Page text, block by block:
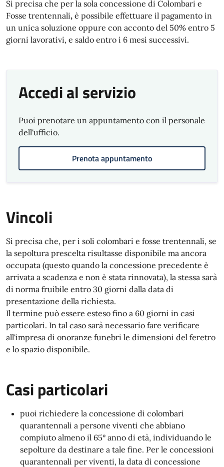
Si precisa che per la sola concessione di Colombari e
Fosse trentennali, è possibile effettuare il pagamento in
un unica soluzione oppure con acconto del 50% entro 5
giorni lavorativi, e saldo entro i 6 mesi successivi.
Accedi al servizio
Puoi prenotare un appuntamento con il personale
dell'ufficio.
Prenota appuntamento
Vincoli
Si precisa che, per i soli colombari e fosse trentennali, se
la sepoltura prescelta risultasse disponibile ma ancora
occupata (questo quando la concessione precedente è
arrivata a scadenza e non è stata rinnovata), la stessa sarà
di norma fruibile entro 30 giorni dalla data di
presentazione della richiesta.
Il termine può essere esteso fino a 60 giorni in casi
particolari. In tal caso sarà necessario fare verificare
all'impresa di onoranze funebri le dimensioni del feretro
e lo spazio disponibile.
Casi particolari
puoi richiedere la concessione di colombari
quarantennali a persone viventi che abbiano
compiuto almeno il 65° anno di età, individuando le
sepolture da destinare a tale fine. Per le concessioni
quarantennali per viventi, la data di concessione